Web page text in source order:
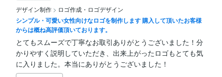
デザイン制作 > ロゴ作成・ロゴデザイン
シンプル・可愛い女性向けなロゴを制作します 購入して頂いたお客様
からは概ね高評価頂いております。
とてもスムーズで丁寧なお取引ありがとうございました！分
かりやすく説明していただき、出来上がったロゴもとても気
に入りました。本当にありがとうございました！